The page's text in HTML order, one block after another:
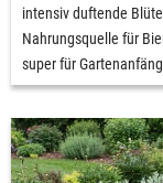
intensiv duftende
Nahrungsquelle für
super für